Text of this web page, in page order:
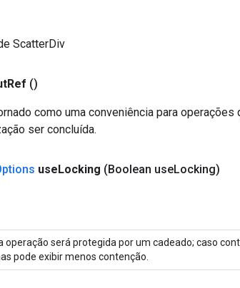
ScatterDiv
Ref ()
como uma conveniência para
ser concluída.
useLocking (Boolean useLocking)
operação será protegida por um cadeado; caso
pode exibir menos contenção.